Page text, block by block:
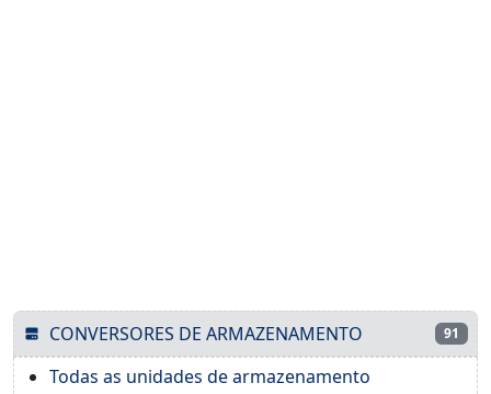
CONVERSORES DE ARMAZENAMENTO 91
Todas as unidades de armazenamento